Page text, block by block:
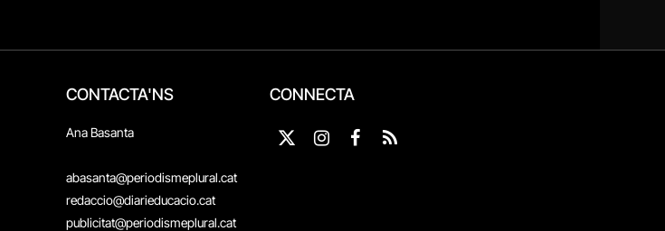
CONTACTA'NS
Ana Basanta
abasanta@periodismeplural.cat
redaccio@diarieducacio.cat
publicitat@periodismeplural.cat
CONNECTA
X
Instagram
Facebook
RSS